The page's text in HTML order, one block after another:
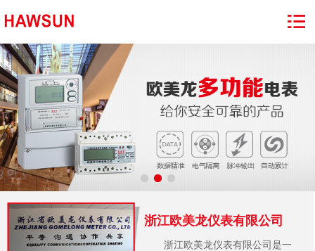
浙江欧美龙仪表有限公司
浙江欧美龙仪表有限公司是一